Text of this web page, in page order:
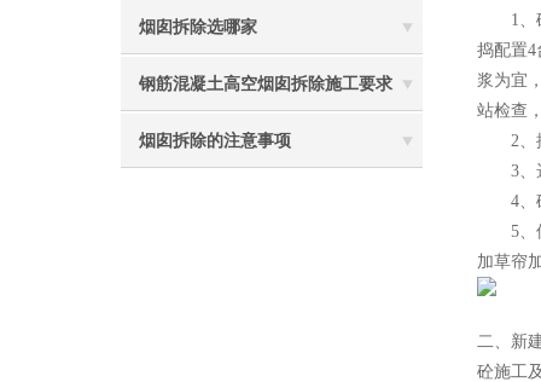
烟囱拆除选哪家
钢筋混凝土高空烟囱拆除施工要求
烟囱拆除的注意事项
1、砼
捣配置4
浆为宜
站检查
2、控
3、选
4、砼
5、保
加草帘
二、新
砼施工